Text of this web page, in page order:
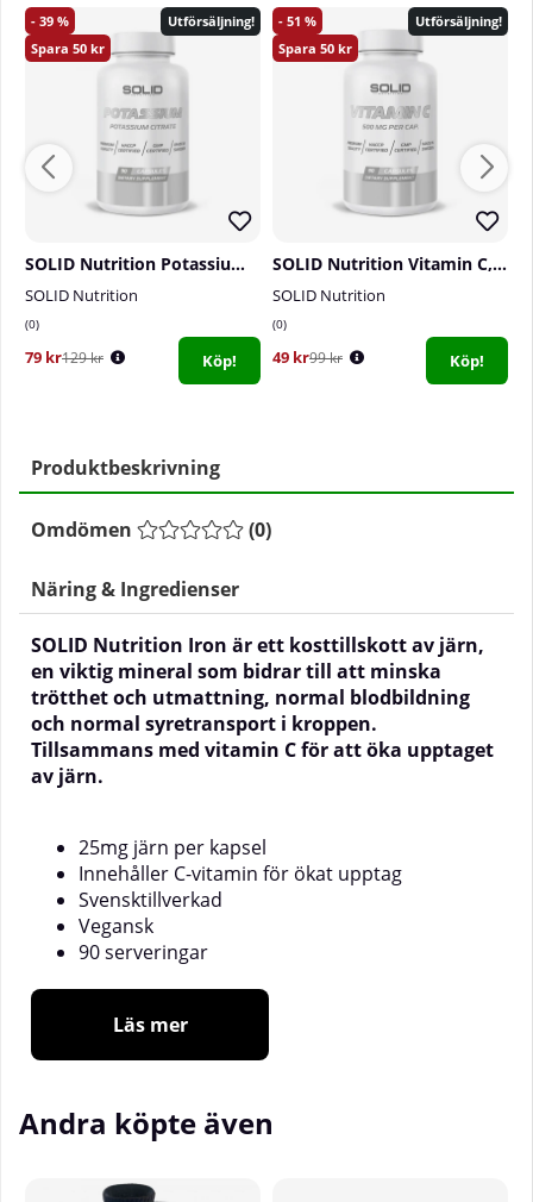
39
50
Utförsäljning!
SOLID Nutrition Potassium, 90 caps
SOLID Nutrition
0
79 kr129 kr Köp!
51
50
Utförsäljning!
SOLID Nutrition Vitamin C, 90 caps
SOLID Nutrition
0
49 kr99 kr Köp!
Produktbeskrivning
Omdömen (0)
Näring & Ingredienser
SOLID Nutrition Iron är ett kosttillskott av järn,
en viktig mineral som bidrar till att minska
trötthet och utmattning, normal blodbildning
och normal syretransport i kroppen.
Tillsammans med vitamin C för att öka upptaget
av järn.
25mg järn per kapsel
Innehåller C-vitamin för ökat upptag
Svensktillverkad
Vegansk
90 serveringar
Vad är Järn?
Järn är en mineral som är väldigt viktig för oss
människor. Vi har
inte mer än 2,5 – 3,5 g järn i
av röda blodkroppar men även för att
bidrar även till att minska trötthet och utmattning
Läs mer
Andra köpte även